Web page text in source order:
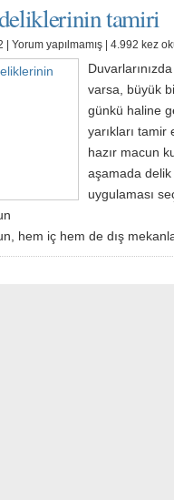
tamiri
| Yorum yapılmamış | 4.992 kez
varsa, büyük
günkü haline
yarıkları
hazır macun
aşamada delik
uygulaması
hem iç hem de dış